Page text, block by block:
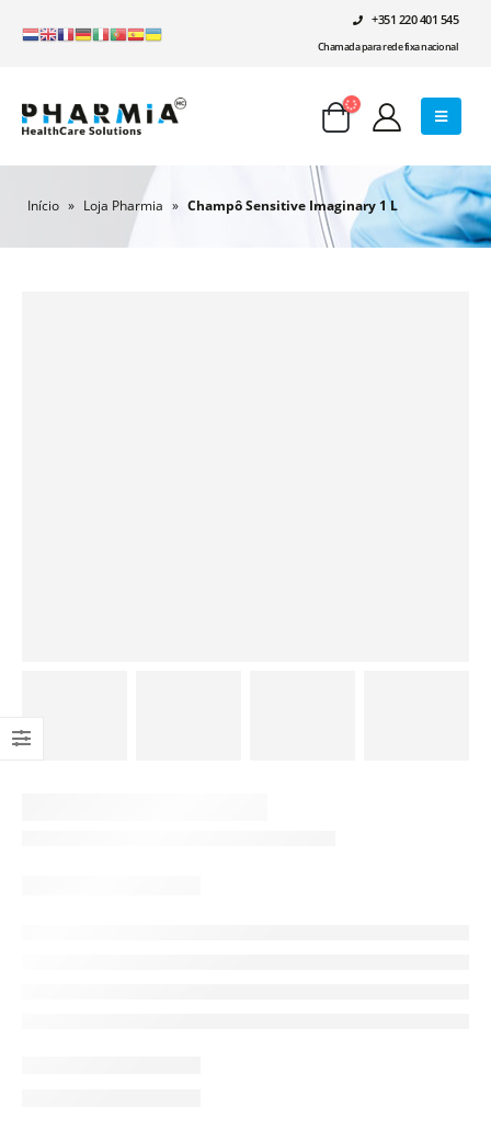
+351 220 401 545
Chamada para rede fixa nacional
Início » Loja Pharmia » Champô Sensitive Imaginary 1 L